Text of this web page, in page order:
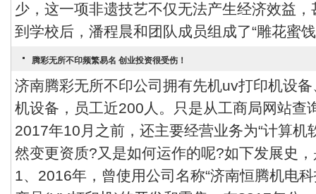
少，这一项非遗技艺不仅无法产生经济效
到学校后，潘程晨和团队成员组成了“雕花蜜
腾彩无所不印频繁易名 创业投资很受伤！
济南腾彩无所不印公司拥有先机uv打印机设
机设备，员工近200人。只是从工商局网站查
2017年10月之前，还主要经营业务为“计算机
然变更资质?又是如何运作的呢?如下发展史
1、2016年，曾使用公司名称“济南恒腾机电